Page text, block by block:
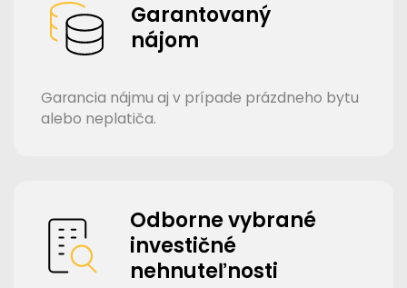
Garantovaný
nájom
Garancia nájmu aj v prípade prázdneho bytu
alebo neplatiča.
Odborne vybrané
investičné
nehnuteľnosti